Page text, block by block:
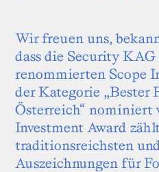
Wir freuen uns,
dass die Security
renommierten Scope
der Kategorie „Bester
Österreich“ nominiert
Investment Award
traditionsreichsten
Auszeichnungen für